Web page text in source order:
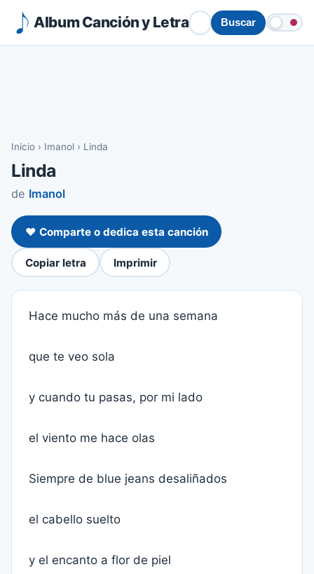
Album Canción y Letra Buscar
Inicio › Imanol › Linda
Linda
de Imanol
❤️ Comparte o dedica esta canción
Copiar letra Imprimir
Hace mucho más de una semana
que te veo sola
y cuando tu pasas, por mi lado
el viento me hace olas
Siempre de blue jeans desaliñados
el cabello suelto
y el encanto a flor de piel